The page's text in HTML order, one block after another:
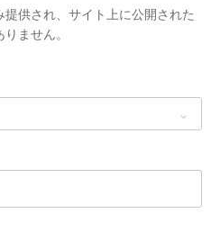
供され、サイト上に公開された
ません。